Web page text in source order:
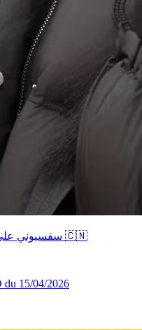
whereisemma09 - سقسيوني على الزواج في الصين 🇨🇳